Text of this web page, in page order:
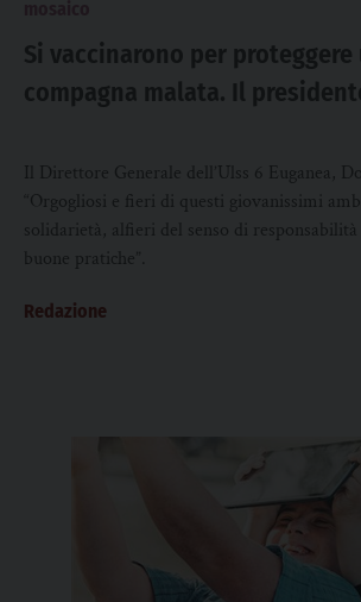
Si vaccinarono per proteggere
compagna malata. Il
Il Direttore Generale dell’Ulss 6 Euganea,
“Orgogliosi e fieri di questi giovanissimi
solidarietà, alfieri del senso di
buone pratiche”.
Redazione